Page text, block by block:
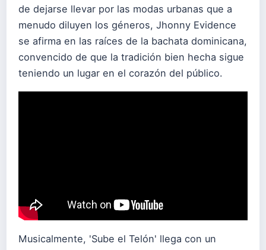
de dejarse llevar por las modas urbanas que a
menudo diluyen los géneros, Jhonny Evidence
se afirma en las raíces de la bachata dominicana,
convencido de que la tradición bien hecha sigue
teniendo un lugar en el corazón del público.
Musicalmente, 'Sube el Telón' llega con un